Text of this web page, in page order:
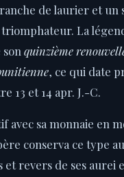
de laurier et un
La
sonquinzième
, ce qui date
13 et 14 apr. J.-C.
avec sa monnaie en
conserva ce type
et revers de ses aurei